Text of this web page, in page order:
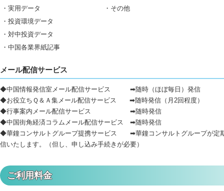
・実用データ
・その他
・投資環境データ
・対中投資データ
・中国各業界紙記事
メール配信サービス
◆中国情報発信室メール配信サービス ➡随時（ほぼ毎日）発信
◆お役立ちＱ＆Ａ集メール配信サービス ➡随時発信（月2回程度）
◆行事案内メール配信サービス ➡随時発信
◆中国街角経済コラムメール配信サービス ➡随時発信
◆華鐘コンサルトグループ提携サービス ➡華鐘コンサルトグループが定
信いたします。（但し、申し込み手続きが必要）
ご利用料金